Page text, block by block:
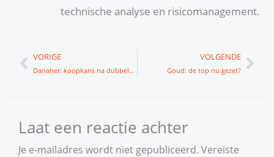
technische analyse en risicomanagement.
Vorige
VORIGE
Danaher: koopkans na dubbele bodem
VOLGENDE
Goud: de top nu gezet?
Laat een reactie achter
Je e-mailadres wordt niet gepubliceerd. Vereiste